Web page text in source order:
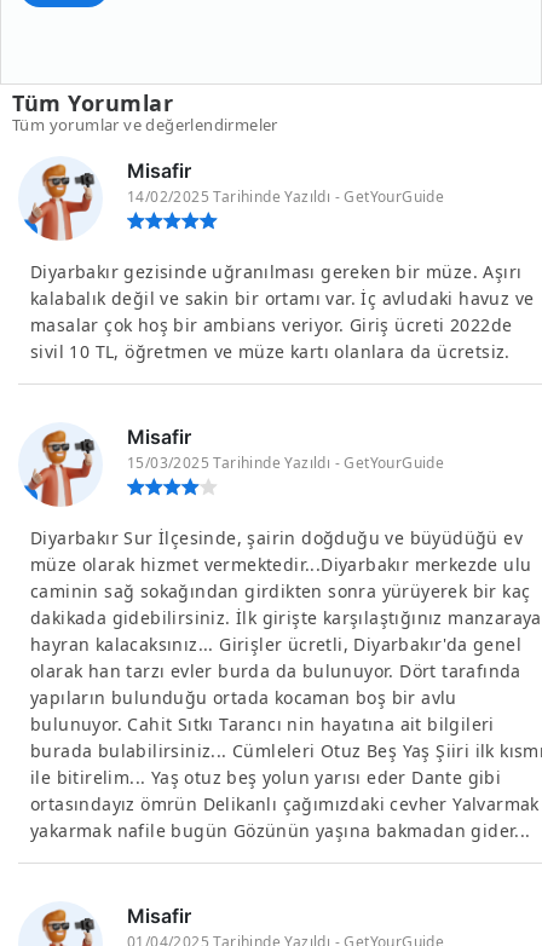
Tüm Yorumlar
Tüm yorumlar ve değerlendirmeler
Misafir
14/02/2025 Tarihinde Yazıldı - GetYourGuide
Diyarbakır gezisinde uğranılması gereken bir müze. Aşırı
kalabalık değil ve sakin bir ortamı var. İç avludaki havuz ve
masalar çok hoş bir ambians veriyor. Giriş ücreti 2022de
sivil 10 TL, öğretmen ve müze kartı olanlara da ücretsiz.
Misafir
15/03/2025 Tarihinde Yazıldı - GetYourGuide
Diyarbakır Sur İlçesinde, şairin doğduğu ve büyüdüğü ev
müze olarak hizmet vermektedir...Diyarbakır merkezde ulu
caminin sağ sokağından girdikten sonra yürüyerek bir kaç
dakikada gidebilirsiniz. İlk girişte karşılaştığınız manzaraya
hayran kalacaksınız... Girişler ücretli, Diyarbakır'da genel
olarak han tarzı evler burda da bulunuyor. Dört tarafında
yapıların bulunduğu ortada kocaman boş bir avlu
bulunuyor. Cahit Sıtkı Tarancı nin hayatına ait bilgileri
burada bulabilirsiniz... Cümleleri Otuz Beş Yaş Şiiri ilk
ile bitirelim... Yaş otuz beş yolun yarısı eder Dante gibi
ortasındayız ömrün Delikanlı çağımızdaki cevher Yalvarmak
yakarmak nafile bugün Gözünün yaşına bakmadan gider...
Misafir
01/04/2025 Tarihinde Yazıldı - GetYourGuide